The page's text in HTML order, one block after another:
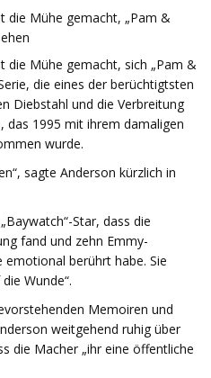
die Mühe gemacht, „Pam &
die Mühe gemacht, sich „Pam &
die eines der berüchtigtsten
Diebstahl und die Verbreitung
das 1995 mit ihrem damaligen
wurde.
sagte Anderson kürzlich in
Star, dass die
fand und zehn Emmy-
berührt habe. Sie
Wunde“.
Memoiren und
weitgehend ruhig über
die Macher „ihr eine öffentliche